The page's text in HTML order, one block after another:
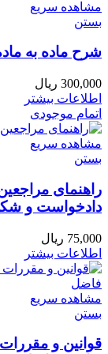
مشاهده سریع
بستن
شرح ماده به
300,000 ریال
اطلاعات بیشتر
اتمام موجودی
مشاهده سریع
بستن
راهنمای
دادخواست و
75,000 ریال
اطلاعات بیشتر
مشاهده سریع
بستن
قوانین و